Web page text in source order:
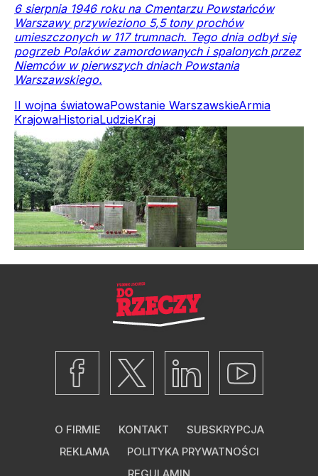
6 sierpnia 1946 roku na Cmentarzu Powstańców
Warszawy przywieziono 5,5 tony prochów
umieszczonych w 117 trumnach. Tego dnia odbył się
pogrzeb Polaków zamordowanych i spalonych przez
Niemców w pierwszych dniach Powstania
Warszawskiego.
II wojna światowaPowstanie WarszawskieArmia
KrajowaHistoriaLudzieKraj
O FIRMIE KONTAKT
SUBSKRYPCJA
REKLAMA
POLITYKA PRYWATNOŚCI